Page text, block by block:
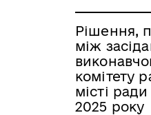
Рішення,
між
комітету
місті
2025 року